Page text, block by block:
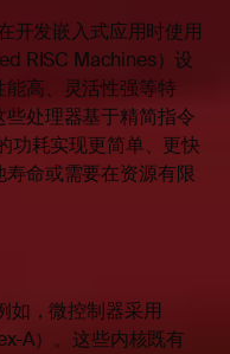
开发嵌入式应用时使用
RISC Machines）设
高、灵活性强等特
处理器基于精简指令
功耗实现更简单、更快
命或需要在资源有限
如，微控制器采用
A）。这些内核既有